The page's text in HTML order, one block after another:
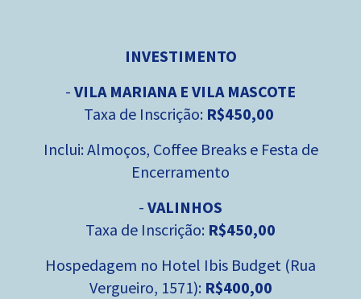
INVESTIMENTO
- VILA MARIANA E VILA MASCOTE
Taxa de Inscrição: R$450,00
Inclui: Almoços, Coffee Breaks e Festa de
Encerramento
- VALINHOS
Taxa de Inscrição: R$450,00
Hospedagem no Hotel Ibis Budget (Rua
Vergueiro, 1571): R$400,00